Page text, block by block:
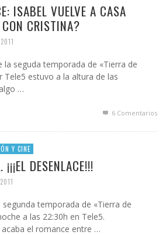
ISABEL VUELVE A CASA
CRISTINA?
la seguda temporada de «Tierra de
Tele5 estuvo a la altura de las
…
6 Comentarios
Y CINE
DESENLACE!!!
temporada de «Tierra de
a las 22:30h en Tele5.
el romance entre …